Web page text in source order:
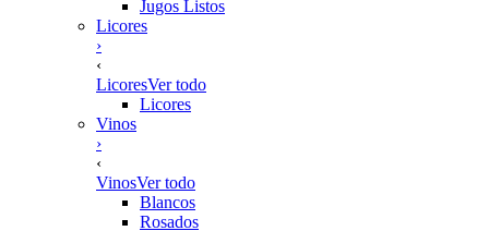
Jugos Listos
Licores
›
‹
LicoresVer todo
Licores
Vinos
›
‹
VinosVer todo
Blancos
Rosados